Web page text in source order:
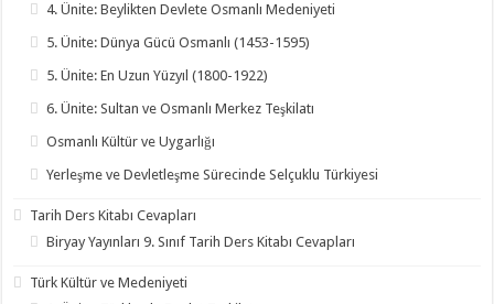
4. Ünite: Beylikten Devlete Osmanlı Medeniyeti
5. Ünite: Dünya Gücü Osmanlı (1453-1595)
5. Ünite: En Uzun Yüzyıl (1800-1922)
6. Ünite: Sultan ve Osmanlı Merkez Teşkilatı
Osmanlı Kültür ve Uygarlığı
Yerleşme ve Devletleşme Sürecinde Selçuklu Türkiyesi
Tarih Ders Kitabı Cevapları
Biryay Yayınları 9. Sınıf Tarih Ders Kitabı Cevapları
Türk Kültür ve Medeniyeti